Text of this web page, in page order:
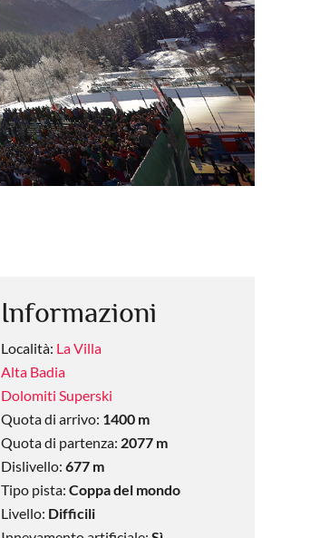
Informazioni
Località: La Villa
Alta Badia
Dolomiti Superski
Quota di arrivo: 1400 m
Quota di partenza: 2077 m
Dislivello: 677 m
Tipo pista: Coppa del mondo
Livello: Difficili